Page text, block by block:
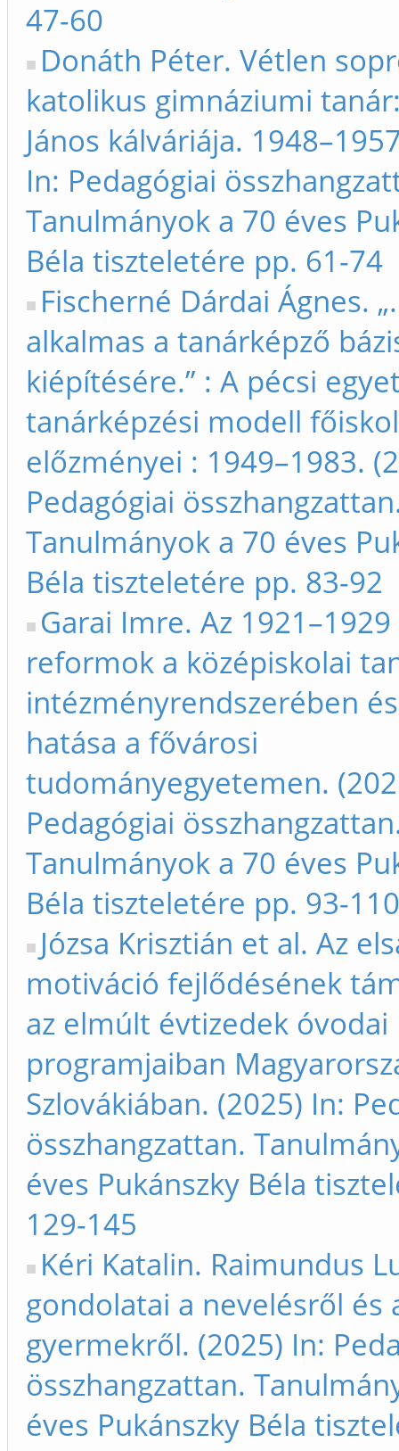
47-60
Donáth Péter. Vétlen
katolikus gimnáziumi
János kálváriája.
In: Pedagógiai
Tanulmányok a 70 éves
Béla tiszteletére pp. 61-74
Fischerné Dárdai Ágnes.
alkalmas a tanárképző
kiépítésére.” : A pécsi
tanárképzési modell
előzményei : 1949–1983.
Pedagógiai
Tanulmányok a 70 éves
Béla tiszteletére pp. 83-92
Garai Imre. Az
reformok a középiskolai
intézményrendszerében
hatása a fővárosi
tudományegyetemen.
Pedagógiai
Tanulmányok a 70 éves
Béla tiszteletére pp. 93-110
Józsa Krisztián et al. Az
motiváció fejlődésének
az elmúlt évtizedek óvodai
programjaiban
Szlovákiában. (2025) In:
összhangzattan.
éves Pukánszky Béla
129-145
Kéri Katalin. Raimundus
gondolatai a nevelésről és
gyermekről. (2025) In:
összhangzattan.
éves Pukánszky Béla